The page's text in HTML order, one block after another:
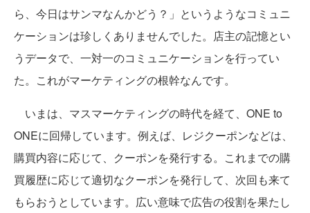
ら、今日はサンマなんかどう？」というようなコミュニ
ケーションは珍しくありませんでした。店主の記憶とい
うデータで、一対一のコミュニケーションを行ってい
た。これがマーケティングの根幹なんです。
いまは、マスマーケティングの時代を経て、ONE to
ONEに回帰しています。例えば、レジクーポンなどは、
購買内容に応じて、クーポンを発行する。これまでの購
買履歴に応じて適切なクーポンを発行して、次回も来て
もらおうとしています。広い意味で広告の役割を果たし